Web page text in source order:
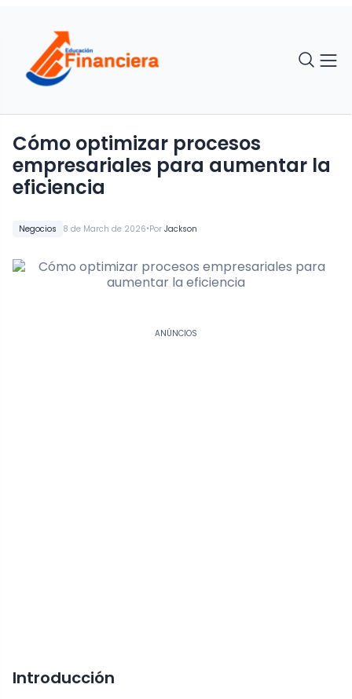
Negocios 8 de March de 2026•Por Jackson
Cómo optimizar procesos
empresariales para aumentar la
eficiencia
ANÚNCIOS
Introducción